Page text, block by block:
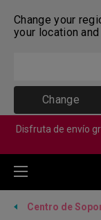
Change your
your location
Change
Disfruta de envío
Centro de